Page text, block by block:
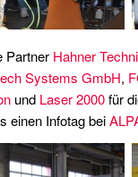
Partner Hahner
Systems GmbH,
und Laser 2000für
einen Infotag bei